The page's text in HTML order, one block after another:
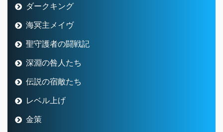
ダークキング
海冥主メイヴ
聖守護者の闘戦記
深淵の咎人たち
伝説の宿敵たち
レベル上げ
金策